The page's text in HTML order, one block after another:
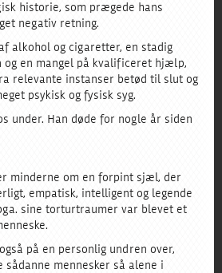
historie, som prægede hans
negativ retning.
alkohol og cigaretter, en stadig
en mangel på kvalificeret hjælp,
relevante instanser betød til slut og
psykisk og fysisk syg.
under. Han døde for nogle år siden
minderne om en forpint sjæl, der
empatisk, intelligent og legende
sine torturtraumer var blevet et
på en personlig undren over,
sådanne mennesker så alene i